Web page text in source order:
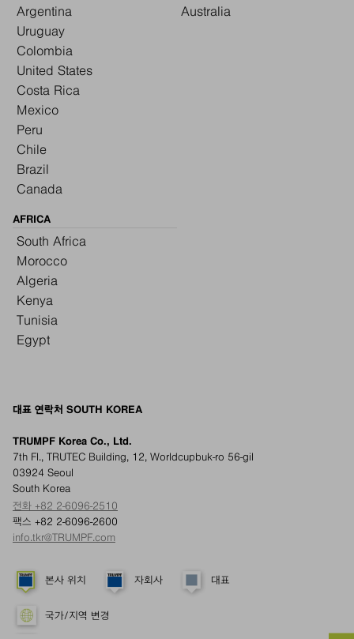
Argentina
Uruguay
Colombia
United States
Costa Rica
Mexico
Peru
Chile
Brazil
Canada
Australia
AFRICA
South Africa
Morocco
Algeria
Kenya
Tunisia
Egypt
대표 연락처 SOUTH KOREA
TRUMPF Korea Co., Ltd.
7th Fl., TRUTEC Building, 12, Worldcupbuk-ro 56-gil
03924 Seoul
South Korea
전화 +82 2-6096-2510
팩스 +82 2-6096-2600
info.tkr@TRUMPF.com
본사 위치 자회사 대표
국가/지역 변경